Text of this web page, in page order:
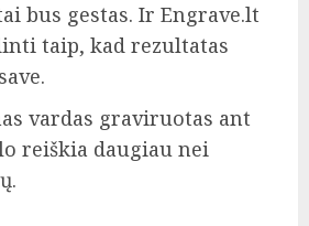
bus gestas. Ir Engrave.lt
taip, kad rezultatas
vardas graviruotas ant
reiškia daugiau nei